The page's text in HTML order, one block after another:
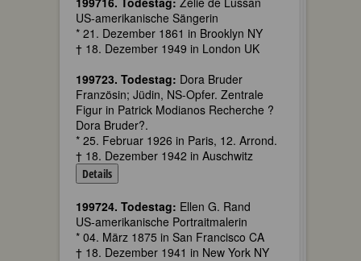
US-amerikanische Sängerin
* 21. Dezember 1861 in Brooklyn NY
† 18. Dezember 1949 in London UK
199723. Todestag: Dora Bruder
Französin; Jüdin, NS-Opfer. Zentrale
Figur in Patrick Modianos Recherche ?
Dora Bruder?.
* 25. Februar 1926 in Paris, 12. Arrond.
† 18. Dezember 1942 in Auschwitz
Details
199724. Todestag: Ellen G. Rand
US-amerikanische Portraitmalerin
* 04. März 1875 in San Francisco CA
† 18. Dezember 1941 in New York NY